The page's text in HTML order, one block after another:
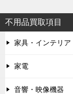
ゲ
ー
ョ
ン
不用品買取項目
家具・インテリア
家電
音響・映像機器